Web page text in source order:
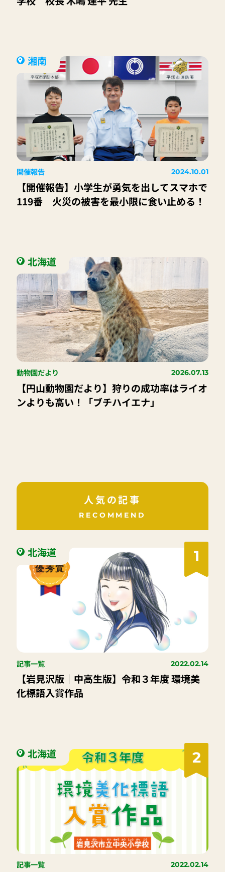
湘南
開催報告 2024.10.01
【開催報告】小学生が勇気を出してスマホで
119番 火災の被害を最小限に食い止める！
北海道
動物園だより 2026.07.13
【円山動物園だより】狩りの成功率はライオ
ンよりも高い！「ブチハイエナ」
人気の記事
RECOMMEND
1
北海道
記事一覧 2022.02.14
【岩見沢版｜中高生版】令和３年度 環境美
化標語入賞作品
2
北海道
記事一覧 2022.02.14